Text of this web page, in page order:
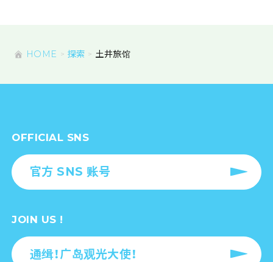
HOME 探索 土井旅馆
OFFICIAL SNS
官方 SNS 账号
JOIN US !
通缉！广岛观光大使！